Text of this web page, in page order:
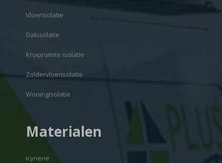
Vloerisolatie
Dakisolatie
Kruipruimte isolatie
Zoldervloerisolatie
Woningisolatie
Materialen
Icynene